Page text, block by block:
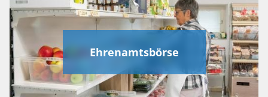
Ehrenamtsbörse